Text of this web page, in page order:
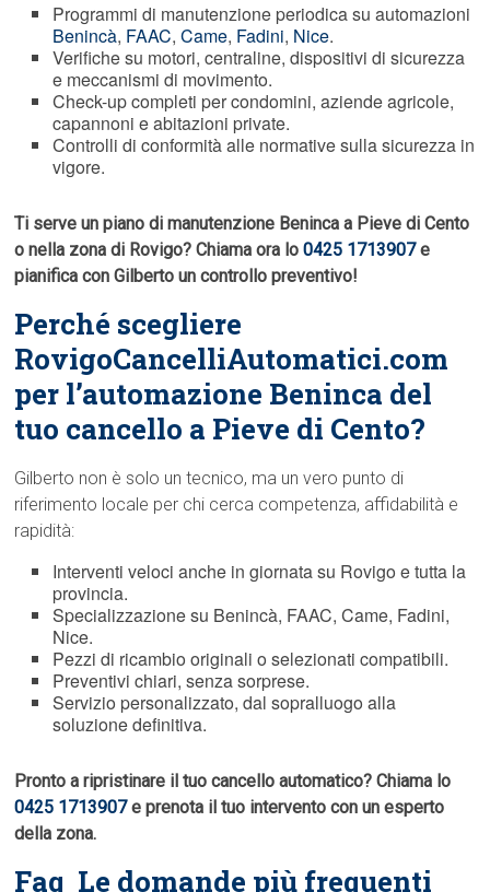
Programmi di manutenzione periodica su automazioni
Benincà, FAAC,Came, Fadini, Nice.
Verifiche su motori, centraline, dispositivi di sicurezza
e meccanismi di movimento.
Check-up completi per condomini, aziende agricole,
capannoni e abitazioni private.
Controlli di conformità alle normative sulla sicurezza in
vigore.
Ti serve un piano di manutenzione Beninca a Pieve di Cento
o nella zona di Rovigo? Chiama ora lo0425 1713907e
pianifica con Gilberto un controllo preventivo!
Perché scegliere
RovigoCancelliAutomatici.com
per l’automazione Beninca del
tuo cancello a Pieve di Cento?
Gilberto non è solo un tecnico, ma un vero punto di
riferimento locale per chi cerca competenza, affidabilità e
rapidità:
Interventi veloci anche in giornata su Rovigo e tutta la
provincia.
Specializzazione su Benincà, FAAC, Came, Fadini,
Nice.
Pezzi di ricambio originali o selezionati compatibili.
Preventivi chiari, senza sorprese.
Servizio personalizzato, dal sopralluogo alla
soluzione definitiva.
Pronto a ripristinare il tuo cancello automatico? Chiama lo
0425 1713907e prenota il tuo intervento con un esperto
della zona.
Faq  Le domande più frequenti